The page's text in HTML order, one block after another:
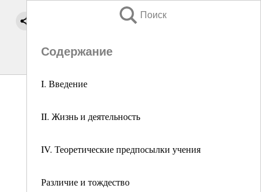
Поиск
Содержание
I. Введение
II. Жизнь и деятельность
IV. Теоретические предпосылки учения
Различие и тождество